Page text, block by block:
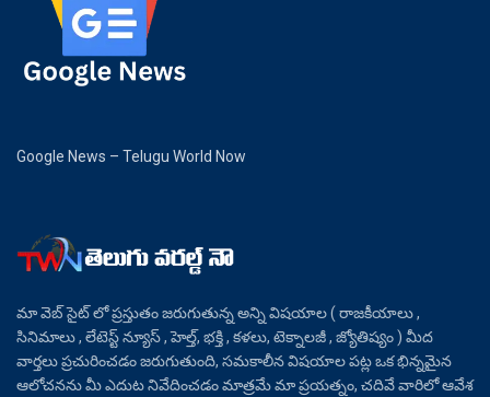
Google News – Telugu World Now
మా వెబ్ సైట్ లో ప్రస్తుతం జరుగుతున్న అన్ని విషయాల ( రాజకీయాలు ,
సినిమాలు , లేటెస్ట్ న్యూస్ , హెల్త్, భక్తి , కళలు, టెక్నాలజీ , జ్యోతిష్యం ) మీద
వార్తలు ప్రచురించడం జరుగుతుంది, సమకాలీన విషయాల పట్ల ఒక భిన్నమైన
ఆలోచనను మీ ఎదుట నివేదించడం మాత్రమే మా ప్రయత్నం, చదివే వారిలో ఆవేశ